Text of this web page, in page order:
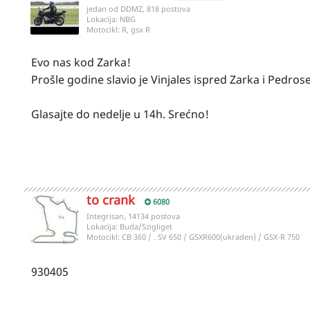
jedan od DDMZ, 818 postova
Lokacija: NBG
Motocikl: R, gsx R
Evo nas kod Zarka!
Prošle godine slavio je Vinjales ispred Zarka i
Glasajte do nedelje u 14h. Srećno!
to crank 6080
Integrisan, 14134 postova
Lokacija: Buda/Szigliget
Motocikl: CB 360 / . SV 650 / GSXR600(ukraden) / GSX-R 750
930405